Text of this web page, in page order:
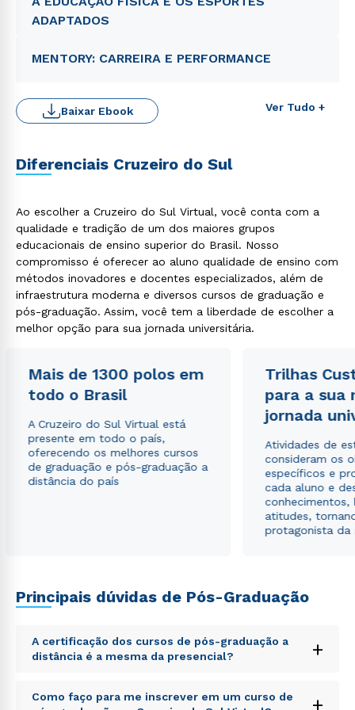
ADAPTADOS
MENTORY: CARREIRA E PERFORMANCE
Ver Tudo +
Baixar Ebook
Diferenciais Cruzeiro do Sul
Ao escolher a Cruzeiro do Sul Virtual, você conta com a
qualidade e tradição de um dos maiores grupos
educacionais de ensino superior do Brasil. Nosso
compromisso é oferecer ao aluno qualidade de ensino com
métodos inovadores e docentes especializados, além de
infraestrutura moderna e diversos cursos de graduação e
pós-graduação. Assim, você tem a liberdade de escolher a
melhor opção para sua jornada universitária.
Mais de 1300 polos em
todo o Brasil
A Cruzeiro do Sul Virtual está
presente em todo o país,
oferecendo os melhores cursos
de graduação e pós-graduação a
distância do país
Trilhas
para a sua
jornada
Atividades de
consideram os
específicos e
cada aluno e
conhecimentos,
atitudes,
protagonista da
Principais dúvidas de Pós-Graduação
A certificação dos cursos de pós-graduação a
distância é a mesma da presencial?
+
Sed ut perspiciatis unde omnis iste natus error sit
voluptatem accusantium doloremque laudantium,
Como faço para me inscrever em um curso de
+
Rápido e fácil
WhatsApp
ou
Estou de acordo com a Política de Privacidade.e
autorizo que meus dados sejam utilizados para o
envio de conteúdos da Cruzeiro do Sul.